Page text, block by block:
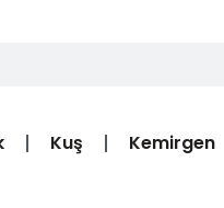
Kuş Kemirgen